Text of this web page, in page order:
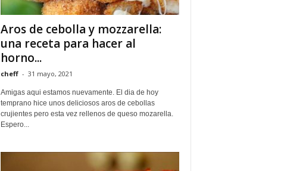
Aros de cebolla y mozzarella:
una receta para hacer al
horno...
cheff - 31 mayo, 2021
Amigas aqui estamos nuevamente. El dia de hoy
temprano hice unos deliciosos aros de cebollas
crujientes pero esta vez rellenos de queso mozarella.
Espero...